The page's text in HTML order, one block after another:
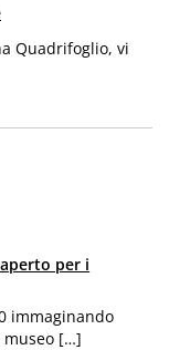
Quadrifoglio, vi
per i
immaginando
museo […]